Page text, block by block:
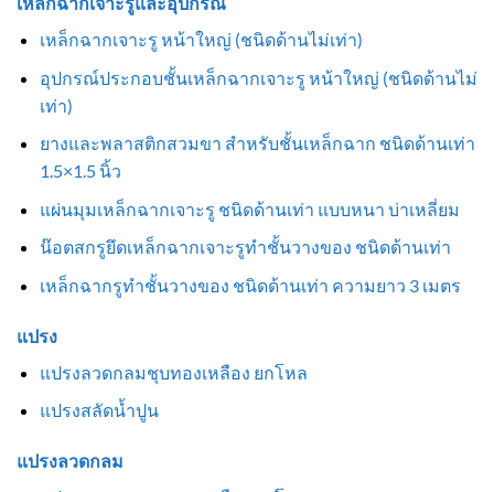
เหล็กฉากเจาะรู หน้าใหญ่ (ชนิดด้านไม่เท่า)
อุปกรณ์ประกอบชั้นเหล็กฉากเจาะรู หน้าใหญ่ (ชนิดด้านไม่
เท่า)
ยางและพลาสติกสวมขา สำหรับชั้นเหล็กฉาก ชนิดด้านเท่า
1.5×1.5 นิ้ว
แผ่นมุมเหล็กฉากเจาะรู ชนิดด้านเท่า แบบหนา บ่าเหลี่ยม
น๊อตสกรูยึดเหล็กฉากเจาะรูทำชั้นวางของ ชนิดด้านเท่า
เหล็กฉากรูทำชั้นวางของ ชนิดด้านเท่า ความยาว 3 เมตร
แปรง
แปรงลวดกลมชุบทองเหลือง ยกโหล
แปรงสลัดน้ำปูน
แปรงลวดกลม